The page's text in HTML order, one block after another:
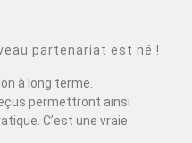
partenariat est né !
à long terme.
permettront ainsi
C’est une vraie